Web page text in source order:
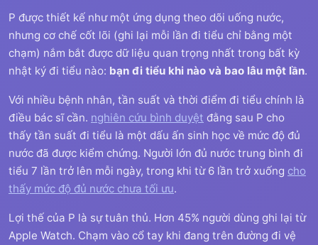
P được thiết kế như một ứng dụng theo dõi uống nước,
nhưng cơ chế cốt lõi (ghi lại mỗi lần đi tiểu chỉ bằng một
chạm) nắm bắt được dữ liệu quan trọng nhất trong bất kỳ
nhật ký đi tiểu nào: bạn đi tiểu khi nào và bao lâu một lần.
Với nhiều bệnh nhân, tần suất và thời điểm đi tiểu chính là
điều bác sĩ cần. nghiên cứu bình duyệt đằng sau P cho
thấy tần suất đi tiểu là một dấu ấn sinh học về mức độ đủ
nước đã được kiểm chứng. Người lớn đủ nước trung bình đi
tiểu 7 lần trở lên mỗi ngày, trong khi từ 6 lần trở xuống cho
thấy mức độ đủ nước chưa tối ưu.
Lợi thế của P là sự tuân thủ. Hơn 45% người dùng ghi lại từ
Apple Watch. Chạm vào cổ tay khi đang trên đường đi vệ